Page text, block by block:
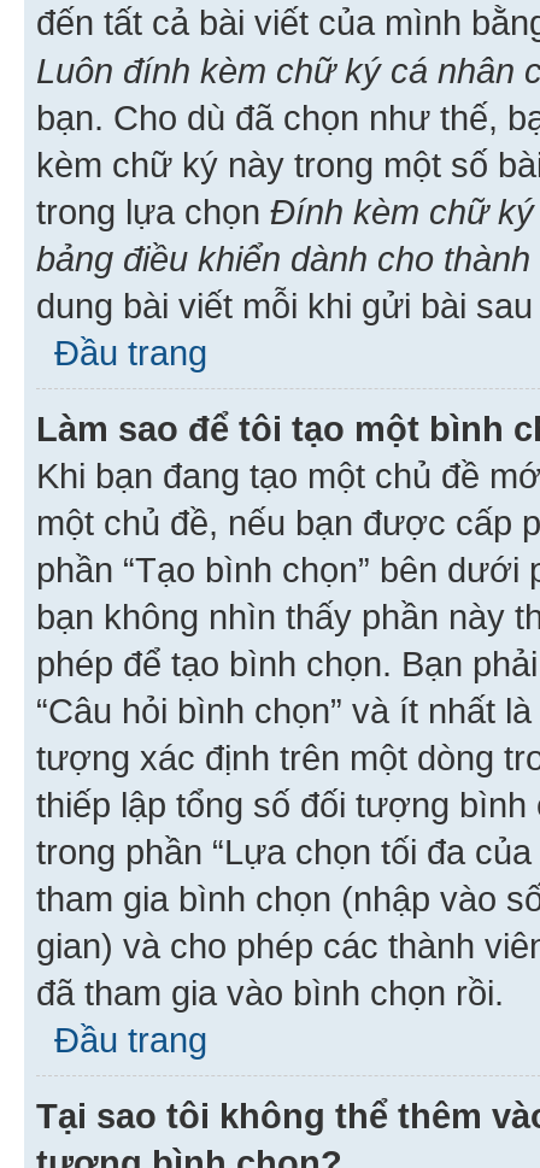
đến tất cả bài viết của mình
Luôn đính kèm chữ ký cá nhân
bạn. Cho dù đã chọn như thế,
kèm chữ ký này trong một số
trong lựa chọn Đính kèm chữ
bảng điều khiển dành cho
dung bài viết mỗi khi gửi bài sau
Đầu trang
Làm sao để tôi tạo một bình
Khi bạn đang tạo một chủ đề
một chủ đề, nếu bạn được cấp
phần “Tạo bình chọn” bên
bạn không nhìn thấy phần này
phép để tạo bình chọn. Bạn
“Câu hỏi bình chọn” và ít nhất
tượng xác định trên một dòng
thiếp lập tổng số đối tượng
trong phần “Lựa chọn tối đa
tham gia bình chọn (nhập vào
gian) và cho phép các thành
đã tham gia vào bình chọn rồi.
Đầu trang
Tại sao tôi không thể thêm